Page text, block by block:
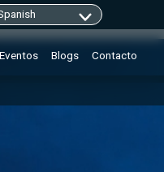
Eventos Blogs Contacto